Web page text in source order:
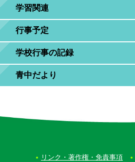
学習関連
行事予定
学校行事の記録
青中だより
リンク・著作権・免責事項